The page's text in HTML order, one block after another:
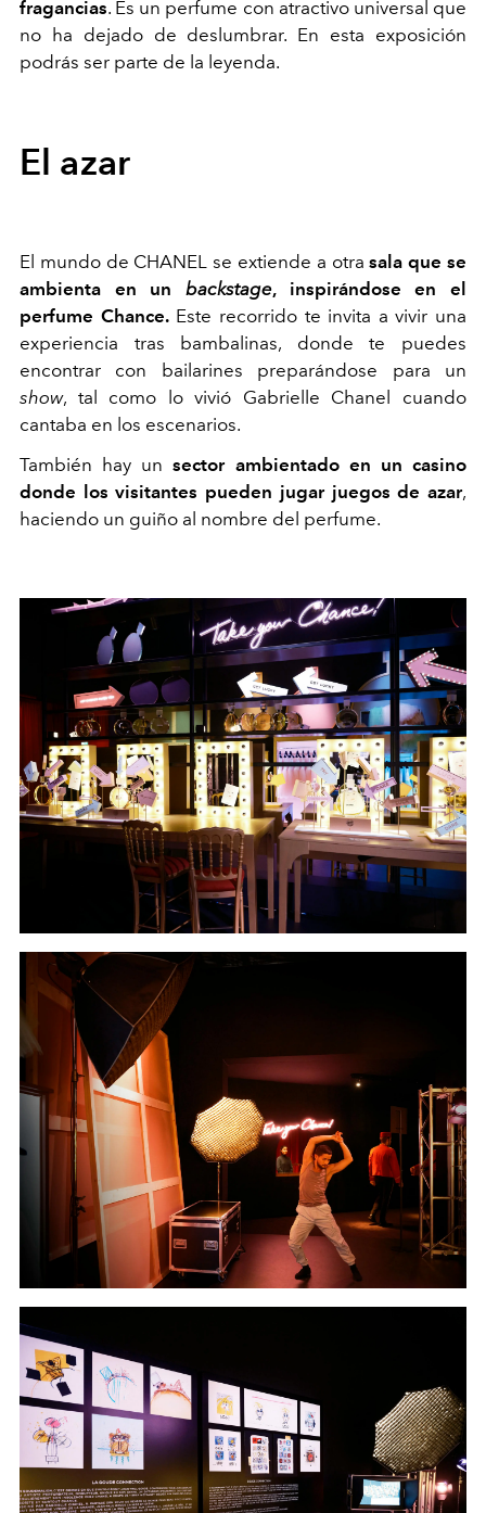
fragancias. Es un perfume con atractivo universal que
no ha dejado de deslumbrar. En esta exposición
podrás ser parte de la leyenda.
El azar
El mundo de CHANEL se extiende a otrasala que se
ambienta en un backstage, inspirándose en el
perfume Chance.Este recorrido te invita a vivir una
experiencia tras bambalinas, donde te puedes
encontrar con bailarines preparándose para un
show, tal como lo vivió Gabrielle Chanel cuando
cantaba en los escenarios.
También hay unsector ambientado en un casino
donde los visitantes pueden jugar juegos de azar,
haciendo un guiño al nombre del perfume.